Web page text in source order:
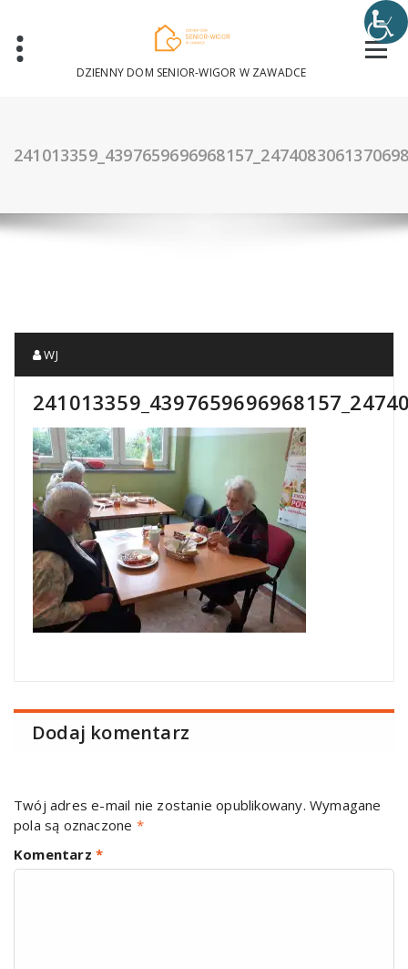
content
DZIENNY DOM SENIOR-WIGOR W ZAWADCE
WJ
Dodaj komentarz
Twój adres e-mail nie zostanie opublikowany. Wymagane
pola są oznaczone *
Komentarz *